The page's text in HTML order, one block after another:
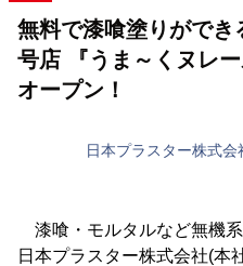
無料で漆喰塗りがで
号店 『うま～くヌレ
オープン！
日本プラスター株式会
漆喰・モルタルなど無機
日本プラスター株式会社(本